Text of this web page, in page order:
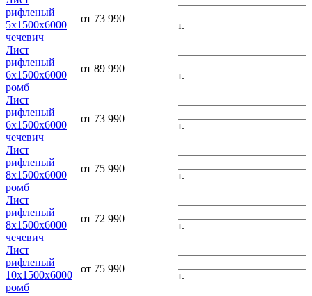
рифленый
5х1500х6000
чечевич
от 73 990
т.
Лист
рифленый
6х1500х6000
ромб
от 89 990
т.
Лист
рифленый
6х1500х6000
чечевич
от 73 990
т.
Лист
рифленый
8х1500х6000
ромб
от 75 990
т.
Лист
рифленый
8х1500х6000
чечевич
от 72 990
т.
Лист
рифленый
10х1500х6000
ромб
от 75 990
т.